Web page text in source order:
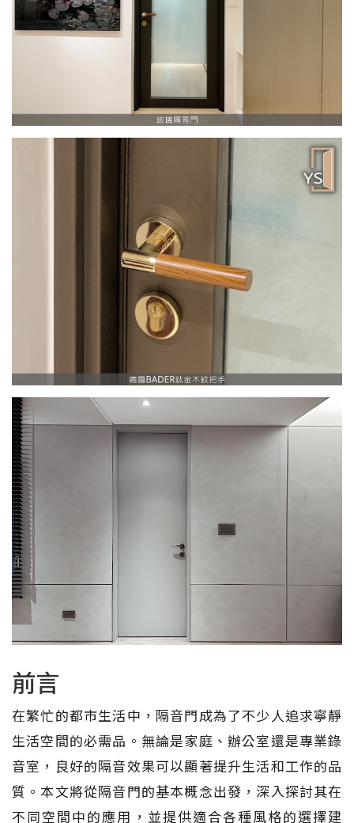
前言
在繁忙的都市生活中，隔音門成為了不少人追求寧靜
生活空間的必需品。無論是家庭、辦公室還是專業錄
音室，良好的隔音效果可以顯著提升生活和工作的品
質。本文將從隔音門的基本概念出發，深入探討其在
不同空間中的應用，並提供適合各種風格的選擇建